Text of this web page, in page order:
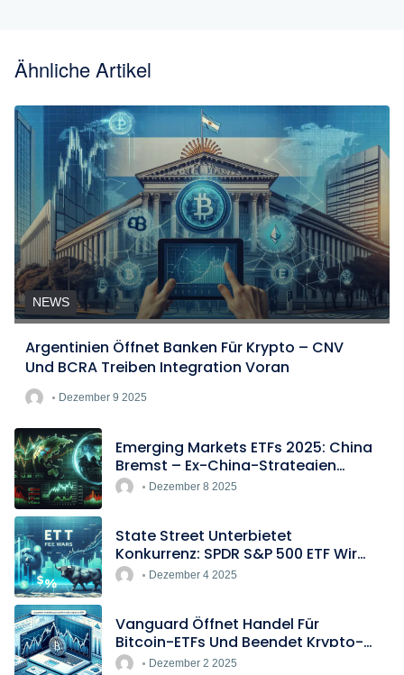
Ähnliche Artikel
NEWS
Argentinien Öffnet Banken Für Krypto – CNV
Und BCRA Treiben Integration Voran
Dezember 9 2025
Emerging Markets ETFs 2025: China
Bremst – Ex-China-Strategien
BoomenDezember 8 2025
State Street Unterbietet
Konkurrenz: SPDR S&P 500 ETF Wird
Europas Günstigster Indextracker
Dezember 4 2025
Vanguard Öffnet Handel Für
Bitcoin-ETFs Und Beendet Krypto-
BlockadeDezember 2 2025